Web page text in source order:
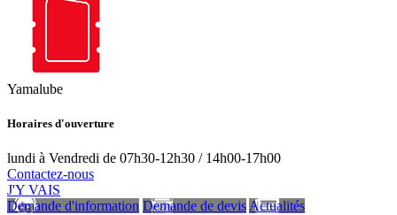
Yamalube
Horaires d'ouverture
lundi à Vendredi de 07h30-12h30 / 14h00-17h00
Contactez-nous
J'Y VAIS
Demande d'information Demande de devis Actualités